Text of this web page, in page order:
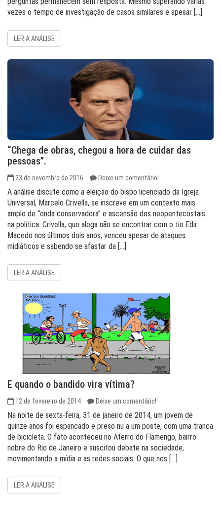
vezes o tempo de investigação de casos similares e apesar […]
LER A ANÁLISE
“Chega de obras, chegou a hora de cuidar das
pessoas”.
23 de novembro de 2016 Deixe um comentário!
A análise discute como a eleição do bispo licenciado da Igreja
Universal, Marcelo Crivella, se inscreve em um contexto mais
amplo de “onda conservadora” e ascensão dos neopentecostais
na política. Crivella, que alega não se encontrar com o tio Edir
Macedo nos últimos dois anos, venceu apesar de ataques
midiáticos e sabendo se afastar da […]
LER A ANÁLISE
E quando o bandido vira vítima?
12 de fevereiro de 2014 Deixe um comentário!
Na noite de sexta-feira, 31 de janeiro de 2014, um jovem de
quinze anos foi espancado e preso nu a um poste, com uma tranca
de bicicleta. O fato aconteceu no Aterro do Flamengo, bairro
nobre do Rio de Janeiro e suscitou debate na sociedade,
movimentando a mídia e as redes sociais. O que nos […]
LER A ANÁLISE